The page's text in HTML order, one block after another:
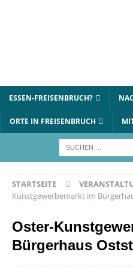
ESSEN-FREISENBRUCH?
ORTE IN FREISENBRUCH
STARTSEITE
Kunstgewerbemarkt im
Oster-
Bürgerhaus